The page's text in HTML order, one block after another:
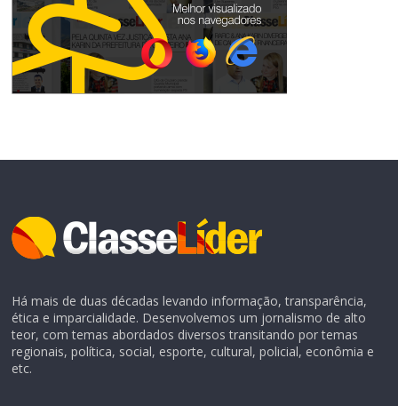
Há mais de duas décadas levando informação, transparência,
ética e imparcialidade. Desenvolvemos um jornalismo de alto
teor, com temas abordados diversos transitando por temas
regionais, política, social, esporte, cultural, policial, econômia e
etc.